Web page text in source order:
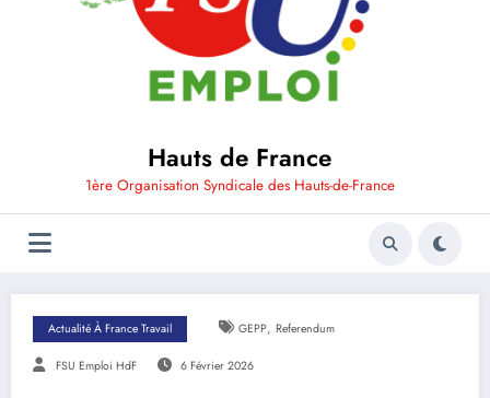
Hauts de France
1ère Organisation Syndicale des Hauts-de-France
Actualité À France Travail GEPP, Referendum
FSU Emploi HdF 6 Février 2026